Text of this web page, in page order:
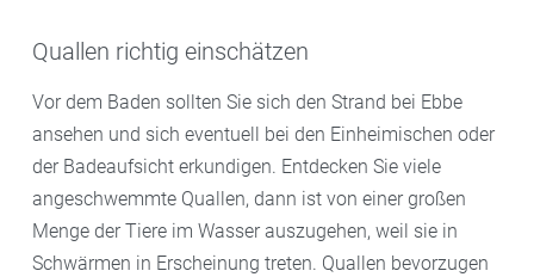
Quallen richtig einschätzen
Vor dem Baden sollten Sie sich den Strand bei Ebbe
ansehen und sich eventuell bei den Einheimischen oder
der Badeaufsicht erkundigen. Entdecken Sie viele
angeschwemmte Quallen, dann ist von einer großen
Menge der Tiere im Wasser auszugehen, weil sie in
Schwärmen in Erscheinung treten. Quallen bevorzugen